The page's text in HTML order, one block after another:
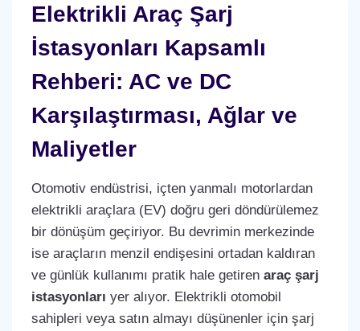
Elektrikli Araç Şarj
İstasyonları Kapsamlı
Rehberi: AC ve DC
Karşılaştırması, Ağlar ve
Maliyetler
Otomotiv endüstrisi, içten yanmalı motorlardan
elektrikli araçlara (EV) doğru geri döndürülemez
bir dönüşüm geçiriyor. Bu devrimin merkezinde
ise araçların menzil endişesini ortadan kaldıran
ve günlük kullanımı pratik hale getiren araç şarj
istasyonları yer alıyor. Elektrikli otomobil
sahipleri veya satın almayı düşünenler için şarj